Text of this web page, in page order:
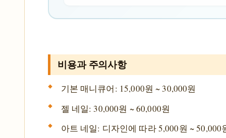
비용과 주의사항
기본 매니큐어: 15,000원 ~ 30,000원
젤 네일: 30,000원 ~ 60,000원
아트 네일: 디자인에 따라 5,000원 ~ 50,000